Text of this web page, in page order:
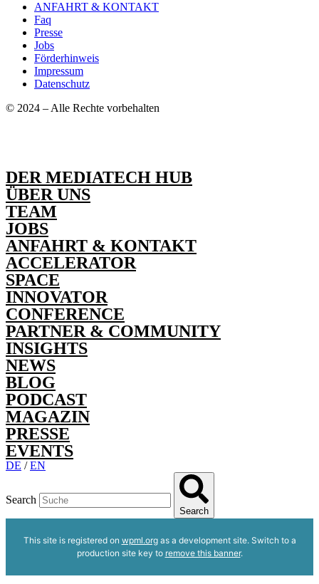
ANFAHRT & KONTAKT
Faq
Presse
Jobs
Förderhinweis
Impressum
Datenschutz
© 2024 – Alle Rechte vorbehalten
DER MEDIATECH HUB
ÜBER UNS
TEAM
JOBS
ANFAHRT & KONTAKT
ACCELERATOR
SPACE
INNOVATOR
CONFERENCE
PARTNER & COMMUNITY
INSIGHTS
NEWS
BLOG
PODCAST
MAGAZIN
PRESSE
EVENTS
DE /EN
Search
Search
This site is registered on wpml.orgas a development site. Switch to a
production site key to remove this banner.